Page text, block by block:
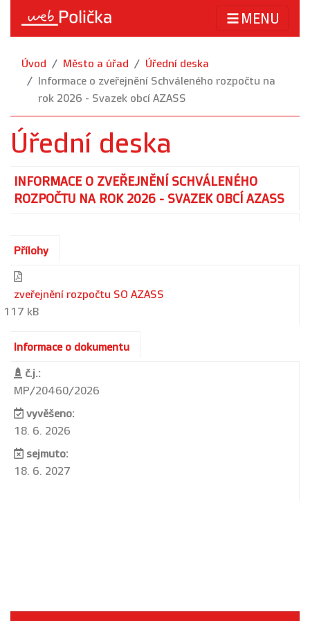
MENU
Úvod Město a úřad
Úřední deska
Informace o zveřejnění Schváleného rozpočtu na
rok 2026 - Svazek obcí AZASS
Úřední deska
INFORMACE O ZVEŘEJNĚNÍ SCHVÁLENÉHO
ROZPOČTU NA ROK 2026 - SVAZEK OBCÍ AZASS
Přílohy
zveřejnění rozpočtu SO AZASS
117 kB
Informace o dokumentu
č.j.:
MP/20460/2026
vyvěšeno:
18. 6. 2026
sejmuto:
18. 6. 2027